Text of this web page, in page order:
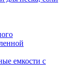
емкости с